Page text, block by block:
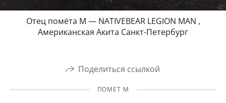
Отец помёта М — NATIVEBEAR LEGION MAN ,
Американская Акита Санкт-Петербург
Поделиться ссылкой
ПОМЕТ М